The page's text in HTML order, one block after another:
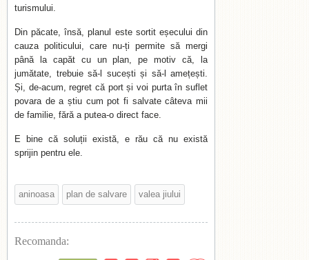
turismului.
Din păcate, însă, planul este sortit eșecului din
cauza politicului, care nu-ți permite să mergi
până la capăt cu un plan, pe motiv că, la
jumătate, trebuie să-l sucești și să-l amețești.
Și, de-acum, regret că port și voi purta în suflet
povara de a știu cum pot fi salvate câteva mii
de familie, fără a putea-o direct face.
E bine că soluții există, e rău că nu există
sprijin pentru ele.
aninoasa plan de salvare valea jiului
Recomanda: